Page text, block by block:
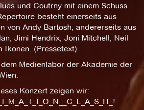
und Coutrny mit einem Schuss
besteht einerseits aus
von Andy Bartosh, andererseits aus
Jimi Hendrix, Joni Mitchell, Neil
Ikonen. (Pressetext)
Medienlabor der Akademie der
Konzert zeigen wir: